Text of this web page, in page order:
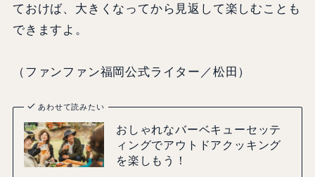
ておけば、大きくなってから見返して楽しむことも
できますよ。
（ファンファン福岡公式ライター／松田）
あわせて読みたい
おしゃれなバーベキューセッテ
ィングでアウトドアクッキング
を楽しもう！